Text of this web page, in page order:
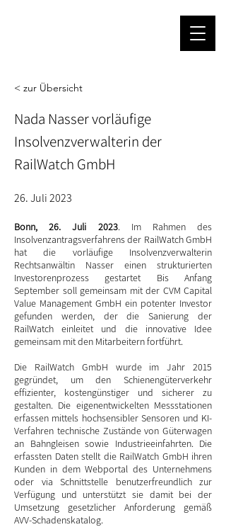
< zur Übersicht
Nada Nasser vorläufige
Insolvenzverwalterin der
RailWatch GmbH
26. Juli 2023
Bonn, 26. Juli 2023. Im Rahmen des
Insolvenzantragsverfahrens der RailWatch GmbH
hat die vorläufige Insolvenzverwalterin
Rechtsanwältin Nasser einen strukturierten
Investorenprozess gestartet Bis Anfang
September soll gemeinsam mit der CVM Capital
Value Management GmbH ein potenter Investor
gefunden werden, der die Sanierung der
RailWatch einleitet und die innovative Idee
gemeinsam mit den Mitarbeitern fortführt.
Die RailWatch GmbH wurde im Jahr 2015
gegründet, um den Schienengüterverkehr
effizienter, kostengünstiger und sicherer zu
gestalten. Die eigenentwickelten Messstationen
erfassen mittels hochsensibler Sensoren und KI-
Verfahren technische Zustände von Güterwagen
an Bahngleisen sowie Industrieeinfahrten. Die
erfassten Daten stellt die RailWatch GmbH ihren
Kunden in dem Webportal des Unternehmens
oder via Schnittstelle benutzerfreundlich zur
Verfügung und unterstützt sie damit bei der
Umsetzung gesetzlicher Anforderung gemäß
AVV-Schadenskatalog.